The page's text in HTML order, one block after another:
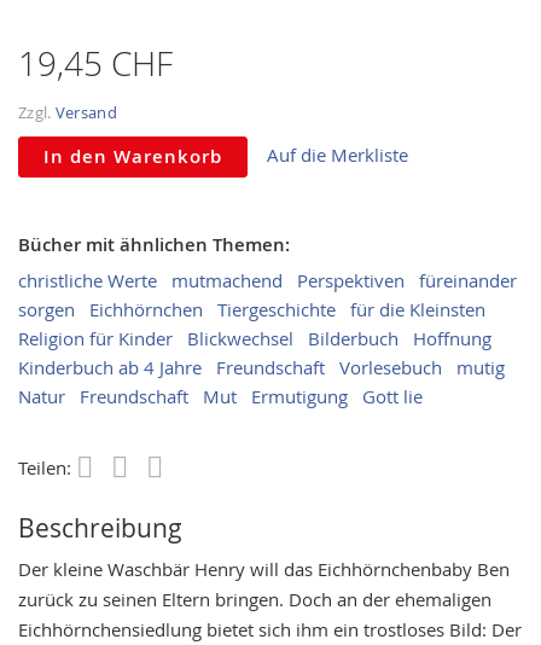
19,45 CHF
Zzgl. Versand
In den Warenkorb Auf die Merkliste
Bücher mit ähnlichen Themen:
christliche Werte mutmachend Perspektiven
füreinander
sorgen
Eichhörnchen Tiergeschichte für die Kleinsten
Religion für Kinder
Blickwechsel Bilderbuch
Hoffnung
Kinderbuch ab 4 Jahre
Freundschaft Vorlesebuch
mutig
Natur
Freundschaft Mut Ermutigung Gott lie
Teilen:
Beschreibung
Der kleine Waschbär Henry will das Eichhörnchenbaby Ben
zurück zu seinen Eltern bringen. Doch an der ehemaligen
Eichhörnchensiedlung bietet sich ihm ein trostloses Bild: Der